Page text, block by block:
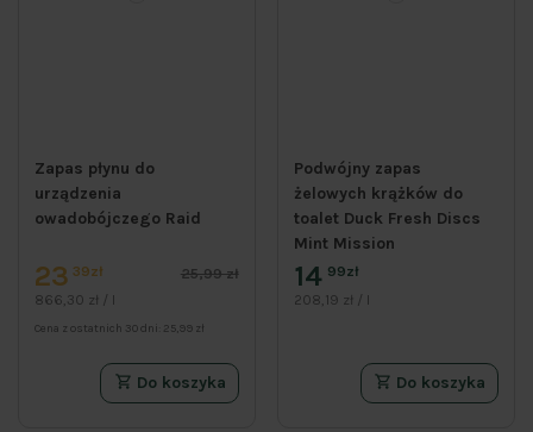
Zapas płynu do
urządzenia
owadobójczego Raid
23 39zł
25,99 zł
866,30 zł / l
Cena z ostatnich 30 dni: 25,99 zł
Do koszyka
Podwójny zapas
żelowych krążków do
toalet Duck Fresh Discs
Mint Mission
14 99zł
208,19 zł / l
Do koszyka